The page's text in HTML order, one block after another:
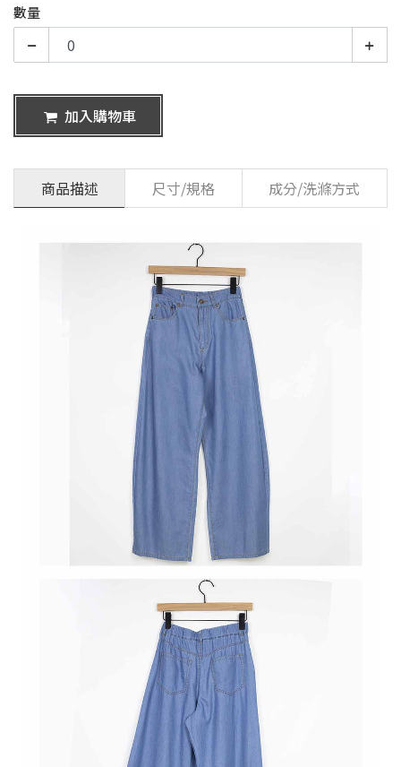
數量
加入購物車
商品描述 尺寸/規格 成分/洗滌方式